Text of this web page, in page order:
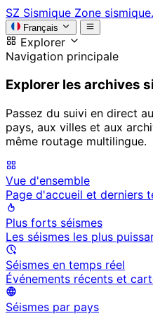
SZ Sismique Zone
Français
Explorer
Navigation principale
Explorer les archives
Passez du suivi en direct
pays, aux villes et aux
même routage multilingue.
Vue d'ensemble
Page d'accueil et derniers
Plus forts séismes
Les séismes les plus
Séismes en temps réel
Événements récents et
Séismes par pays